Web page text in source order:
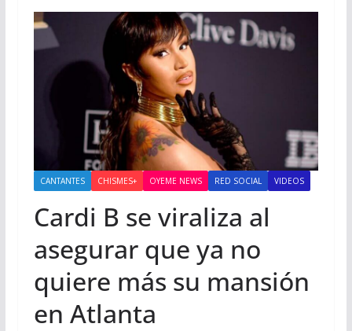
CANTANTES CHISMES+ OYEME NEWS RED SOCIAL VIDEOS
Cardi B se viraliza al
asegurar que ya no
quiere más su mansión
en Atlanta